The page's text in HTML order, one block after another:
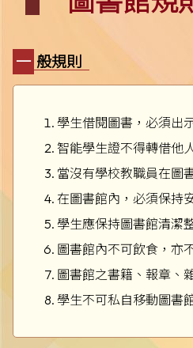
一般規則
學生借閱圖書，必須出
智能學生證不得轉借他
當沒有學校教職員在圖
在圖書館內，必須保持
學生應保持圖書館清潔
圖書館內不可飲食，亦
圖書館之書籍、報章、
學生不可私自移動圖書